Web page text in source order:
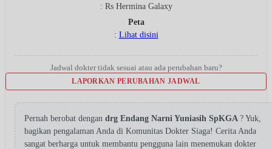
: Rs Hermina Galaxy
Peta
: Lihat disini
Jadwal dokter tidak sesuai atau ada perubahan baru?
LAPORKAN PERUBAHAN JADWAL
Pernah berobat dengan drg Endang Narni Yuniasih SpKGA ? Yuk,
bagikan pengalaman Anda di Komunitas Dokter Siaga! Cerita Anda
sangat berharga untuk membantu pengguna lain menemukan dokter